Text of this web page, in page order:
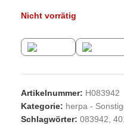
Nicht vorrätig
Artikelnummer: H083942
Kategorie: herpa -
Schlagwörter: 083942,